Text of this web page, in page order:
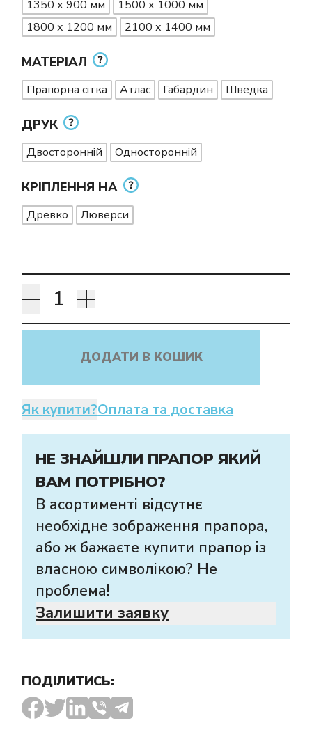
1350 х 900 мм
1500 х 1000 мм
1800 х 1200 мм
2100 х 1400 мм
МАТЕРІАЛ
Прапорна сітка Атлас Габардин Шведка
ДРУК
Двосторонній Односторонній
КРІПЛЕННЯ НА
Древко Люверси
ДОДАТИ В КОШИК
Як купити?Оплата та доставка
НЕ ЗНАЙШЛИ ПРАПОР ЯКИЙ
ВАМ ПОТРІБНО?
В асортименті відсутнє
необхідне зображення прапора,
або ж бажаєте купити прапор із
власною символікою? Не
проблема!
Залишити заявку
ПОДІЛИТИСЬ: